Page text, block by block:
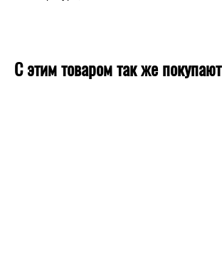
С этим товаром так же покупают